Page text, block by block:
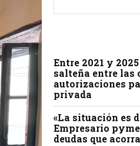
Entre 2021 y
salteña entre las
autorizaciones
privada
«La situación es
Empresario
deudas que